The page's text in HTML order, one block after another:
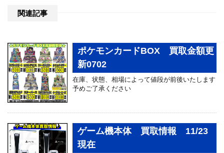
関連記事
ポケモンカードBOX 買取金額更
新0702
在庫、状態、相場によって値段が前後いたします
予めご了承ください
ゲーム機本体 買取情報 11/23
現在